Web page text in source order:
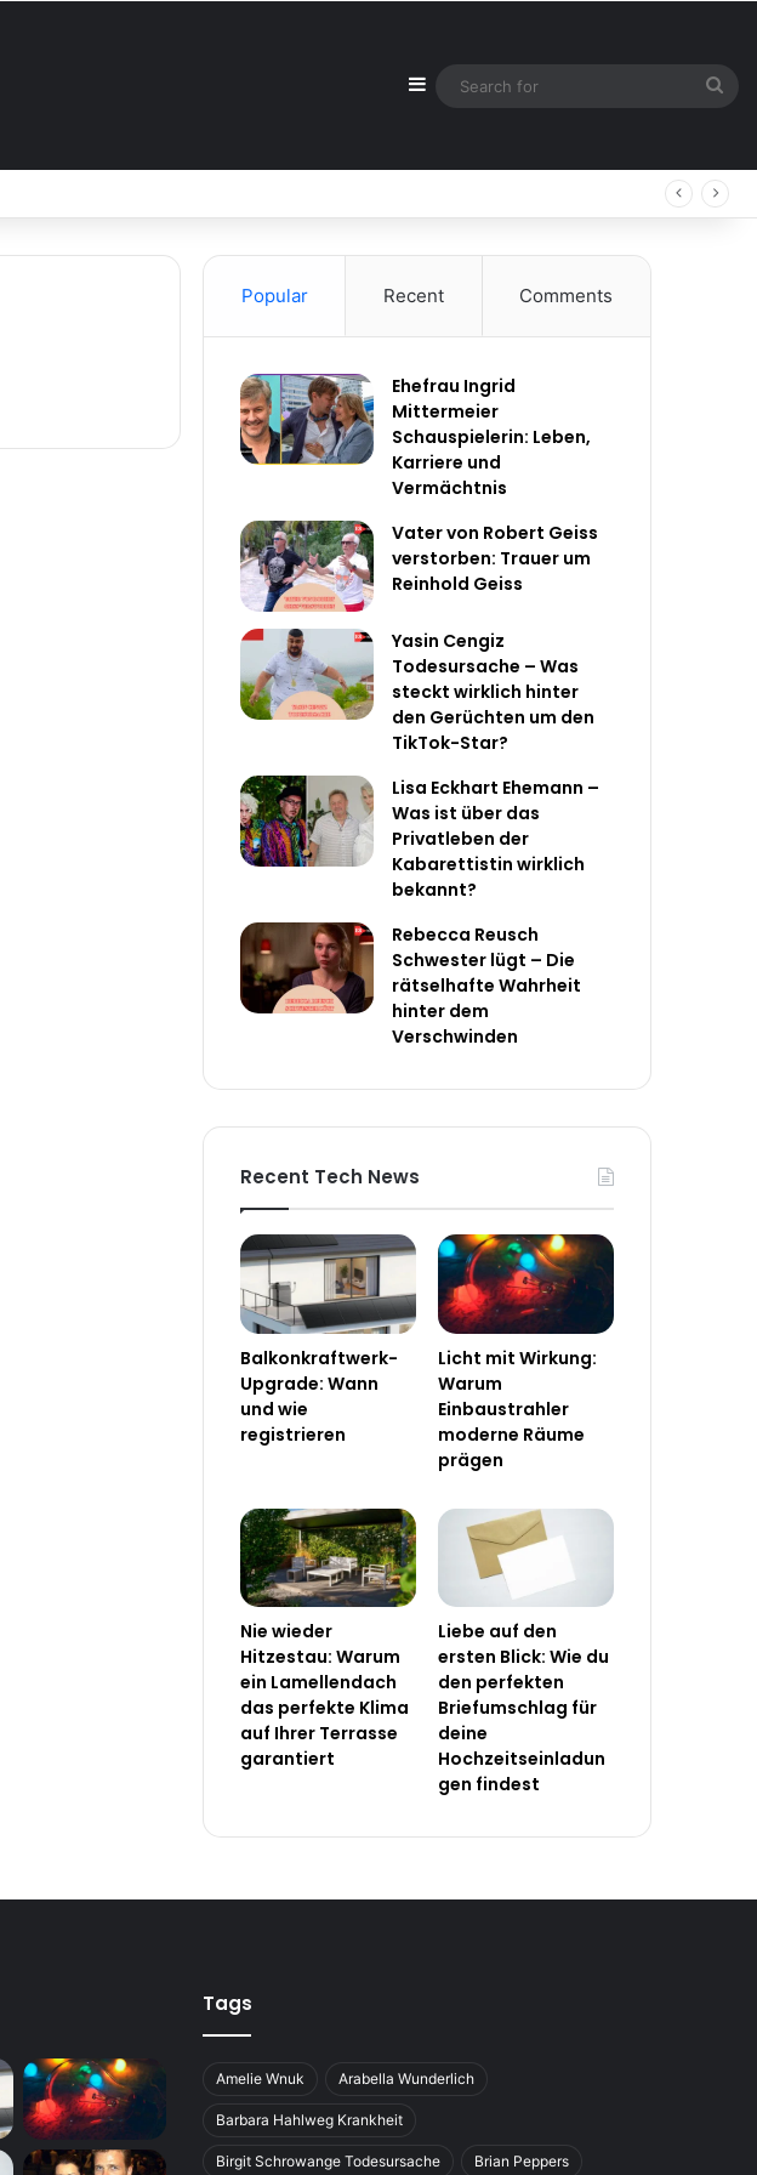
Sidebar
Popular Recent Comments
Ehefrau Ingrid
Mittermeier
Schauspielerin: Leben,
Karriere und
Vermächtnis
Vater von Robert Geiss
verstorben: Trauer um
Reinhold Geiss
Yasin Cengiz
Todesursache – Was
steckt wirklich hinter
den Gerüchten um den
TikTok-Star?
Lisa Eckhart Ehemann –
Was ist über das
Privatleben der
Kabarettistin wirklich
bekannt?
Rebecca Reusch
Schwester lügt – Die
rätselhafte Wahrheit
hinter dem
Verschwinden
Recent Tech News
Balkonkraftwerk-
Upgrade: Wann
und wie
registrieren
Licht mit Wirkung:
Warum
Einbaustrahler
moderne Räume
prägen
Nie wieder
Hitzestau: Warum
ein Lamellendach
das perfekte Klima
auf Ihrer Terrasse
garantiert
Liebe auf den
ersten Blick: Wie du
den perfekten
Briefumschlag für
deine
Hochzeitseinladun
gen findest
Tags
Amelie Wnuk Arabella Wunderlich
Barbara Hahlweg Krankheit
Birgit Schrowange Todesursache Brian Peppers